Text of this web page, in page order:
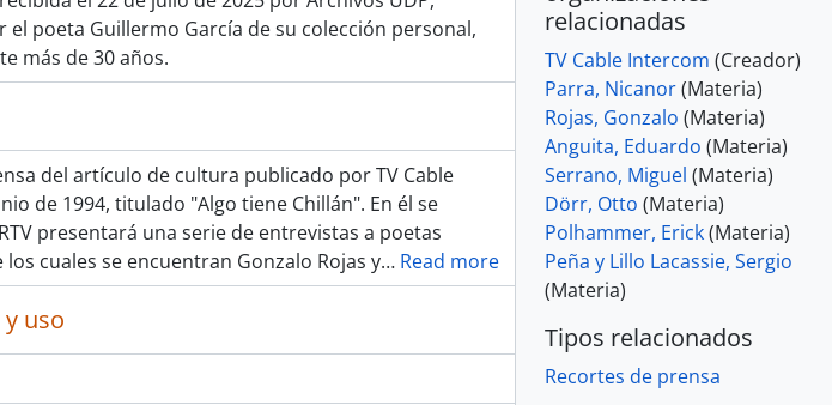
poeta Guillermo García de su colección personal,
más de 30 años.
del artículo de cultura publicado por TV Cable
de 1994, titulado "Algo tiene Chillán". En él se
presentará una serie de entrevistas a poetas
cuales se encuentran Gonzalo Rojas y… Read more
uso
relacionadas
TV Cable Intercom (Creador)
Parra, Nicanor(Materia)
Rojas, Gonzalo (Materia)
Anguita, Eduardo (Materia)
Serrano, Miguel (Materia)
Dörr, Otto (Materia)
Polhammer, Erick(Materia)
Peña y Lillo Lacassie, Sergio
(Materia)
Tipos relacionados
Recortes de prensa